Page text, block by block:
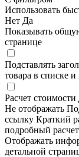
Использовать
Нет Да
Показывать
странице
Подставлять
товара в списке
Расчет стоимости
Не отображать
ссылку Краткий
подробный расчет
Отображать
детальной